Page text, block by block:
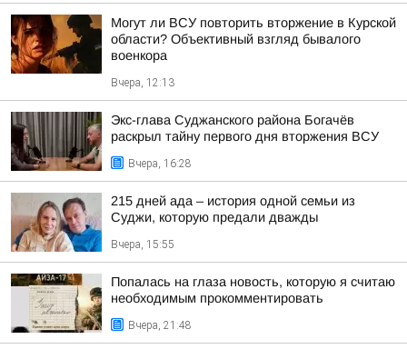
Могут ли ВСУ повторить вторжение в Курской
области? Объективный взгляд бывалого
военкора
Вчера, 12:13
Экс-глава Суджанского района Богачёв
раскрыл тайну первого дня вторжения ВСУ
Вчера, 16:28
215 дней ада – история одной семьи из
Суджи, которую предали дважды
Вчера, 15:55
Попалась на глаза новость, которую я считаю
необходимым прокомментировать
Вчера, 21:48